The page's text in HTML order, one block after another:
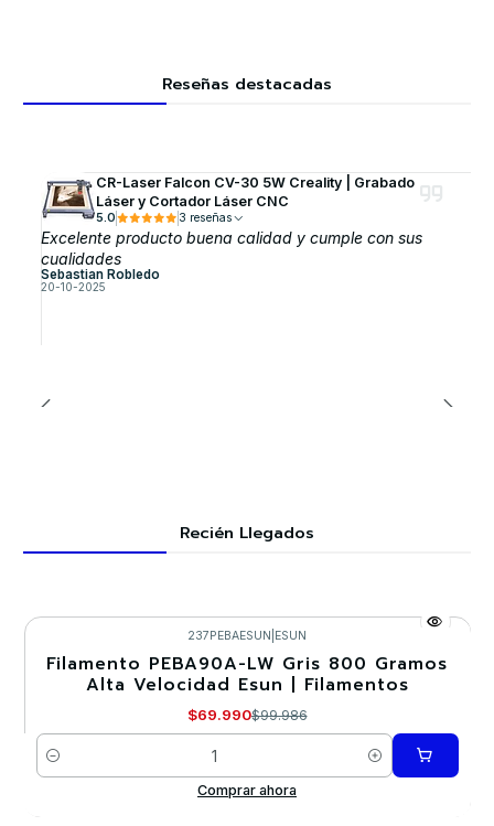
Reseñas destacadas
CR-Laser Falcon CV-30 5W Creality | Grabado
Láser y Cortador Láser CNC
5.0 3 reseñas
Excelente producto buena calidad y cumple con sus
cualidades
Sebastian Robledo
20-10-2025
Recién Llegados
-30%
237PEBAESUN ESUN
Filamento PEBA90A-LW Gris 800 Gramos
Alta Velocidad Esun | Filamentos
$69.990$99.986
Cantidad
Comprar ahora